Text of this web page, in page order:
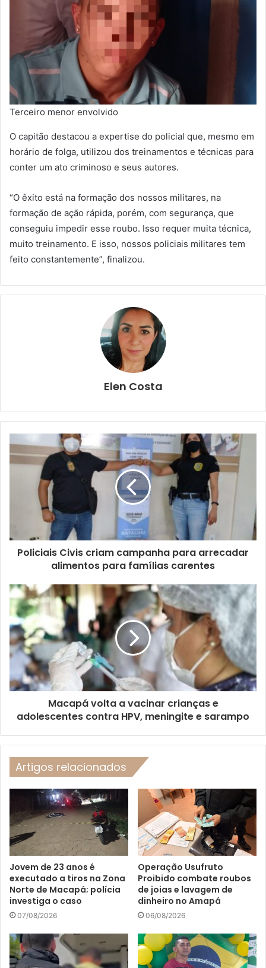
Terceiro menor envolvido
O capitão destacou a expertise do policial que, mesmo em
horário de folga, utilizou dos treinamentos e técnicas para
conter um ato criminoso e seus autores.
“O êxito está na formação dos nossos militares, na
formação de ação rápida, porém, com segurança, que
conseguiu impedir esse roubo. Isso requer muita técnica,
muito treinamento. E isso, nossos policiais militares tem
feito constantemente”, finalizou.
Elen Costa
Policiais Civis criam campanha para arrecadar
alimentos para famílias carentes
Macapá volta a vacinar crianças e
adolescentes contra HPV, meningite e sarampo
Artigos relacionados
Jovem de 23 anos é
executado a tiros na Zona
Norte de Macapá; polícia
investiga o caso
07/08/2026
Operação Usufruto
Proibido combate roubos
de joias e lavagem de
dinheiro no Amapá
06/08/2026